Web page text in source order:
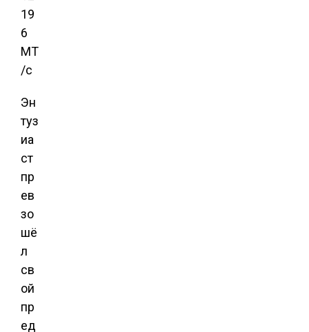
Эн
туз
иа
ст
пр
ев
зо
шё
л
св
ой
пр
ед